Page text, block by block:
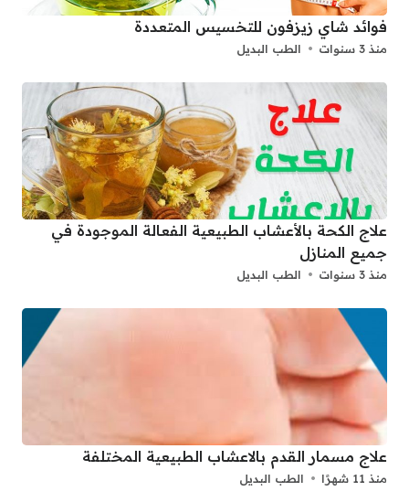
فوائد شاي زيزفون للتخسيس المتعددة
منذ 3 سنوات الطب البديل
علاج الكحة بالأعشاب الطبيعية الفعالة الموجودة في
جميع المنازل
منذ 3 سنوات الطب البديل
علاج مسمار القدم بالاعشاب الطبيعية المختلفة
منذ 11 شهرًا الطب البديل